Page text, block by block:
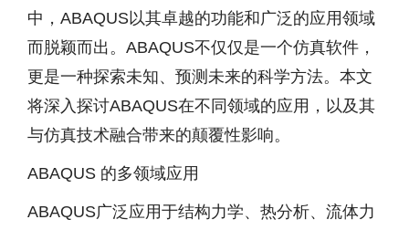
中，ABAQUS以其卓越的功能和广泛的应用领域
而脱颖而出。ABAQUS不仅仅是一个仿真软件，
更是一种探索未知、预测未来的科学方法。本文
将深入探讨ABAQUS在不同领域的应用，以及其
与仿真技术融合带来的颠覆性影响。
ABAQUS 的多领域应用
ABAQUS广泛应用于结构力学、热分析、流体力